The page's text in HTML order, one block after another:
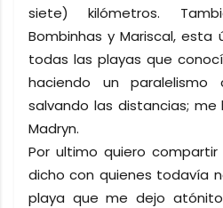
siete) kilómetros.
Bombinhas y Mariscal,
todas las playas que
haciendo un
salvando las distancias;
Madryn.
Por ultimo quiero
dicho con quienes todavía
playa que me dejo